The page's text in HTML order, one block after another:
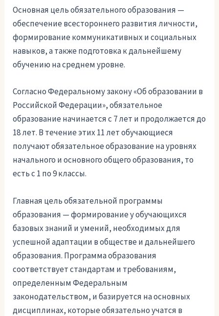
Основная цель обязательного образования —
обеспечение всестороннего развития личности,
формирование коммуникативных и социальных
навыков, а также подготовка к дальнейшему
обучению на среднем уровне.
Согласно Федеральному закону «Об образовании в
Российской Федерации», обязательное
образование начинается с 7 лет и продолжается до
18 лет. В течение этих 11 лет обучающиеся
получают обязательное образование на уровнях
начального и основного общего образования, то
есть с 1 по 9 классы.
Главная цель обязательной программы
образования — формирование у обучающихся
базовых знаний и умений, необходимых для
успешной адаптации в обществе и дальнейшего
образования. Программа образования
соответствует стандартам и требованиям,
определенным Федеральным
законодательством, и базируется на основных
дисциплинах, которые обязательно учатся в